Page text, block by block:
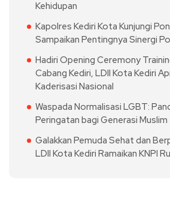
Kehidupan
Kapolres Kediri Kota Kunjungi
Sampaikan Pentingnya Sinergi
Hadiri Opening Ceremony
Cabang Kediri, LDII Kota Kediri
Kaderisasi Nasional
Waspada Normalisasi LGBT:
Peringatan bagi Generasi Muslim
Galakkan Pemuda Sehat dan
LDII Kota Kediri Ramaikan KNPI